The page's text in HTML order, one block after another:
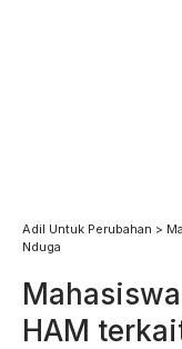
Adil Untuk Perubahan >
Nduga
HAM